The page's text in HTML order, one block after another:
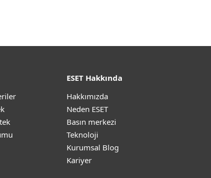
ESET Hakkında
Hakkımızda
Neden ESET
Basın merkezi
Teknoloji
Kurumsal Blog
Kariyer